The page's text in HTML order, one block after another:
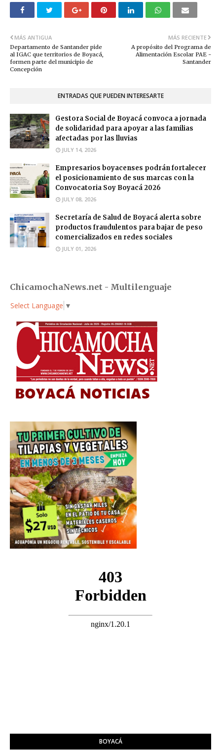
MÁS RECIENTE
A propósito del Programa de
Alimentación Escolar PAE -
Santander
MÁS ANTIGUA
Departamento de Santander pide
al IGAC que territorios de Boyacá,
formen parte del municipio de
Concepción
ENTRADAS QUE PUEDEN INTERESARTE
Gestora Social de Boyacá convoca a jornada
de solidaridad para apoyar a las familias
afectadas por las lluvias
JULY 14, 2026
Empresarios boyacenses podrán fortalecer
el posicionamiento de sus marcas con la
Convocatoria Soy Boyacá 2026
JULY 08, 2026
Secretaría de Salud de Boyacá alerta sobre
productos fraudulentos para bajar de peso
comercializados en redes sociales
JULY 01, 2026
ChicamochaNews.net - Multilenguaje
Select Language ▼
BOYACÁ